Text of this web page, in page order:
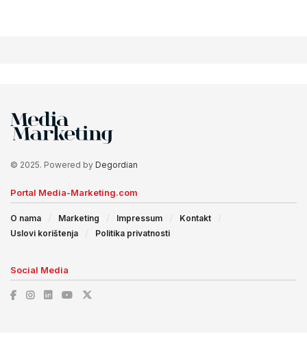
© 2025. Powered by Degordian
Portal Media-Marketing.com
O nama Marketing Impressum
Kontakt
Uslovi korištenja
Politika privatnosti
Social Media